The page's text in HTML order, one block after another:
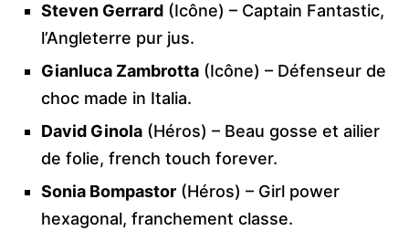
Steven Gerrard (Icône) – Captain Fantastic,
l’Angleterre pur jus.
Gianluca Zambrotta (Icône) – Défenseur de
choc made in Italia.
David Ginola (Héros) – Beau gosse et ailier
de folie, french touch forever.
Sonia Bompastor (Héros) – Girl power
hexagonal, franchement classe.